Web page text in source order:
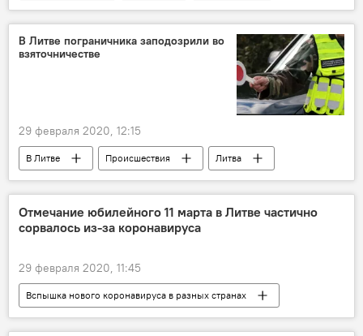
Китай
Россия коммунизм
В Литве пограничника заподозрили во
взяточничестве
29 февраля 2020, 12:15
В Литве Происшествия
Литва
взятка
взяточничество
пограничники
Отмечание юбилейного 11 марта в Литве частично
сорвалось из-за коронавируса
29 февраля 2020, 11:45
Вспышка нового коронавируса в разных странах
Общество
Литва
Сейм Литвы